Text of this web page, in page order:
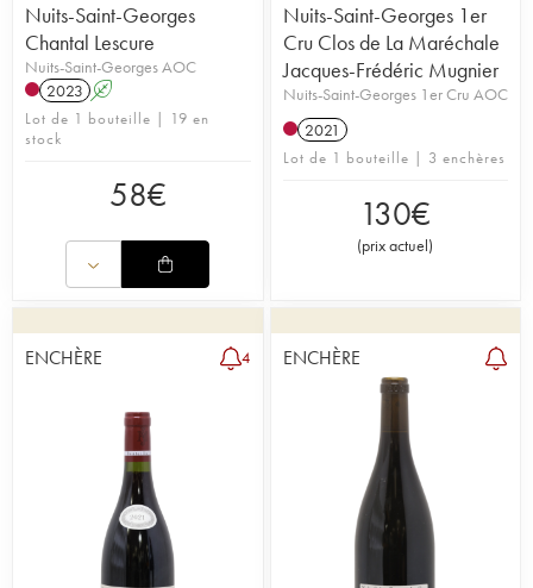
Nuits-Saint-Georges
Chantal Lescure
Nuits-Saint-Georges AOC
2023 A
Lot de 1 bouteille | 19 en
stock
58€
Nuits-Saint-Georges 1er
Cru Clos de La Maréchale
Jacques-Frédéric Mugnier
Nuits-Saint-Georges 1er Cru AOC
2021
Lot de 1 bouteille | 3 enchères
130€
(prix actuel)
ENCHÈRE 4 ENCHÈRE